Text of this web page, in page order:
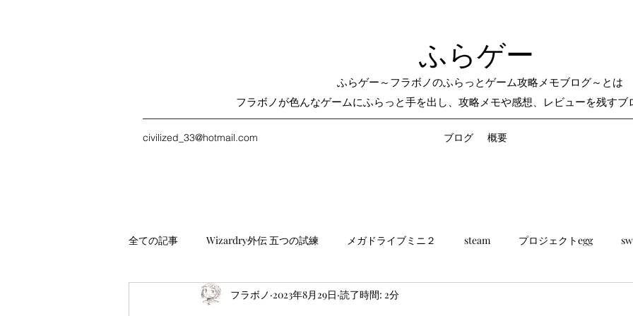
ふらゲー
ふらゲー～フラボノのふらっとゲーム攻略メモブログ～とは
フラボノが色んなゲームにふらっと手を出し、攻略メモや感想、レビューを残すブ
civilized_33@hotmail.com ブログ 概要
全ての記事 Wizardry外伝 五つの試練 メガドライブミニ２ steam プロジェクトegg
フラボノ 2023年8月29日 読了時間: 2分